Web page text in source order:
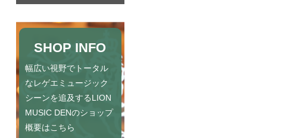
SHOP INFO
幅広い視野でトータル
なレゲエミュージック
シーンを追及するLION
MUSIC DENのショップ
概要はこちら